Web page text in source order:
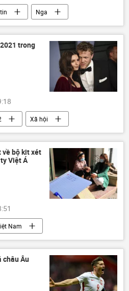
Nga
trong
Xã hội
Johansson
Gadot
về bộ kit xét
Việt Á
Nam
châu Âu